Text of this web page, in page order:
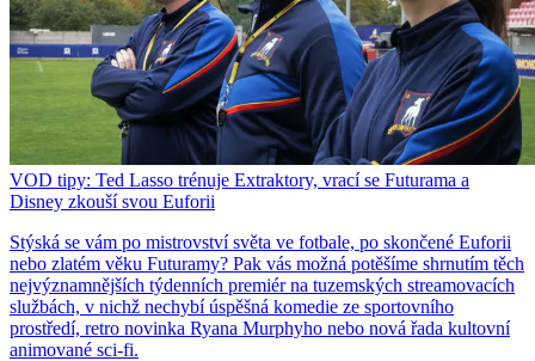
VOD tipy: Ted Lasso trénuje Extraktory, vrací se Futurama a
Disney zkouší svou Euforii
Stýská se vám po mistrovství světa ve fotbale, po skončené Euforii
nebo zlatém věku Futuramy? Pak vás možná potěšíme shrnutím těch
nejvýznamnějších týdenních premiér na tuzemských streamovacích
službách, v nichž nechybí úspěšná komedie ze sportovního
prostředí, retro novinka Ryana Murphyho nebo nová řada kultovní
animované sci-fi.